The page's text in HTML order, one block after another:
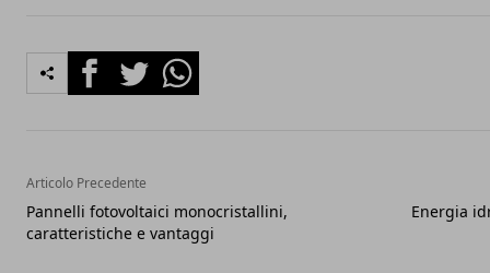
FacebookTwitterWhatsapp
Articolo Precedente
Pannelli fotovoltaici monocristallini,
caratteristiche e vantaggi
Energia